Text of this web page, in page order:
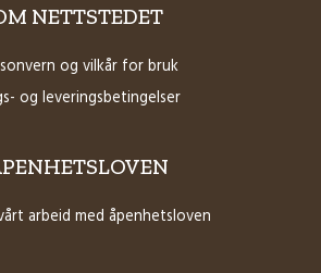
NETTSTEDET
og vilkår for bruk
og leveringsbetingelser
arbeid med åpenhetsloven